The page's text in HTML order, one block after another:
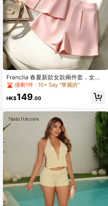
Franclia 春夏新款女款兩件套，女款V
領上衣與短褲兩件套，淡黃色套裝，
女款優雅套裝，女款辦公套裝，女款
夏季套裝，女款休閒套裝，女款西裝
僅剩1件 10+ Say "華麗的"
HK$149.00